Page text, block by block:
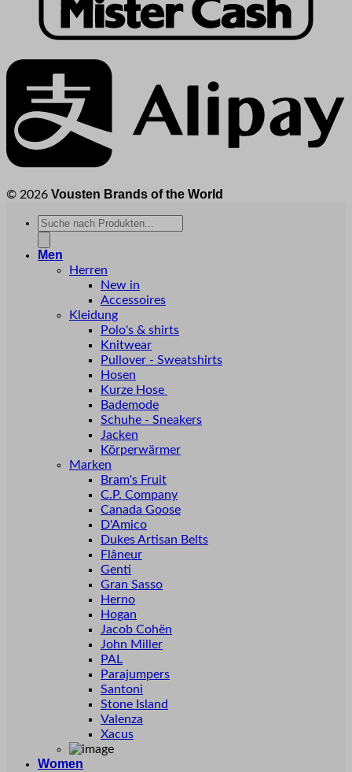
© 2026 Vousten Brands of the World
Products
search
Men
Herren
New in
Accessoires
Kleidung
Polo's & shirts
Knitwear
Pullover - Sweatshirts
Hosen
Kurze Hose
Bademode
Schuhe - Sneakers
Jacken
Körperwärmer
Marken
Bram's Fruit
C.P. Company
Canada Goose
D'Amico
Dukes Artisan Belts
Flâneur
Genti
Gran Sasso
Herno
Hogan
Jacob Cohën
John Miller
PAL
Parajumpers
Santoni
Stone Island
Valenza
Xacus
Women